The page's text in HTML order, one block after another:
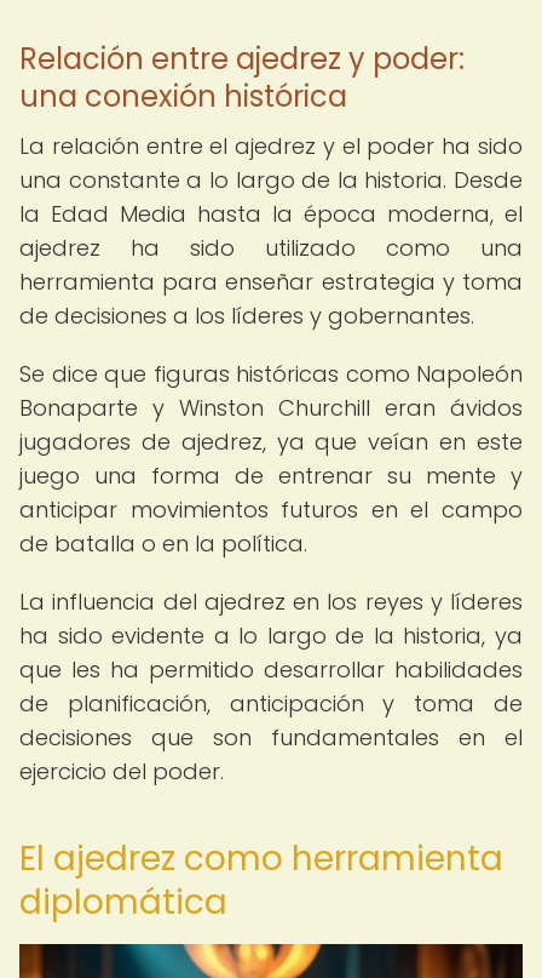
Relación entre ajedrez y poder:
una conexión histórica
La relación entre el ajedrez y el poder ha sido
una constante a lo largo de la historia. Desde
la Edad Media hasta la época moderna, el
ajedrez ha sido utilizado como una
herramienta para enseñar estrategia y toma
de decisiones a los líderes y gobernantes.
Se dice que figuras históricas como Napoleón
Bonaparte y Winston Churchill eran ávidos
jugadores de ajedrez, ya que veían en este
juego una forma de entrenar su mente y
anticipar movimientos futuros en el campo
de batalla o en la política.
La influencia del ajedrez en los reyes y líderes
ha sido evidente a lo largo de la historia, ya
que les ha permitido desarrollar habilidades
de planificación, anticipación y toma de
decisiones que son fundamentales en el
ejercicio del poder.
El ajedrez como herramienta
diplomática